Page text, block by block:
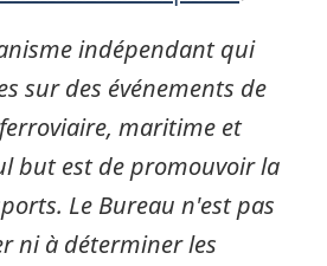
indépendant qui
sur des événements de
maritime et
but est de promouvoir la
Le Bureau n'est pas
ni à déterminer les